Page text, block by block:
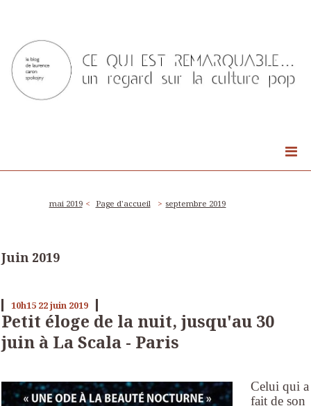
mai 2019 Page d'accueil septembre 2019
Juin 2019
10h15 22juin 2019
Petit éloge de la nuit, jusqu'au 30
juin à La Scala - Paris
Celui qui a
fait de son